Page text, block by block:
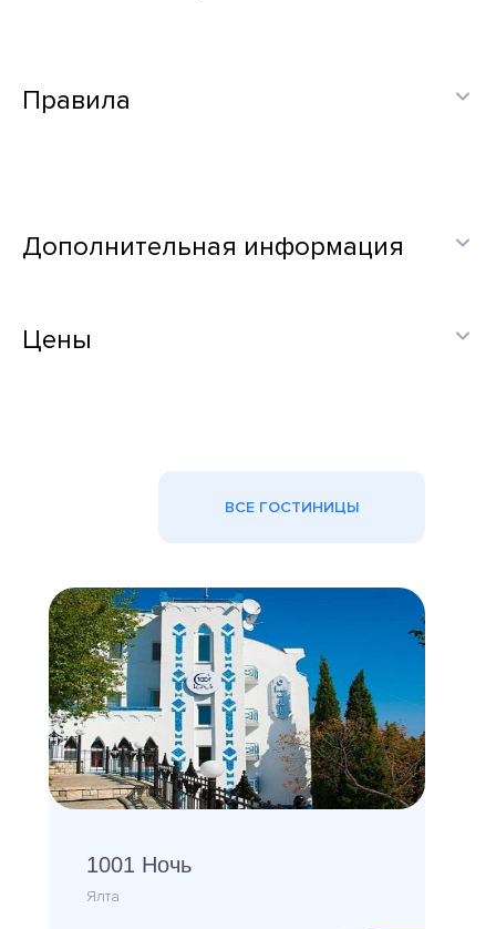
Правила
Дополнительная информация
Цены
ВСЕ ГОСТИНИЦЫ
1001 Ночь
Ялта